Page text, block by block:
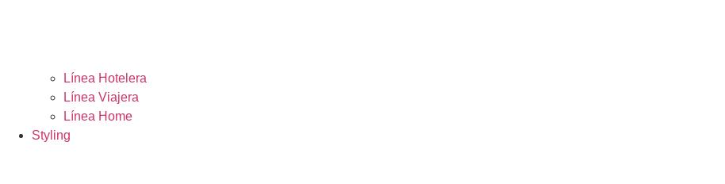
Línea Hotelera
Línea Viajera
Línea Home
Styling